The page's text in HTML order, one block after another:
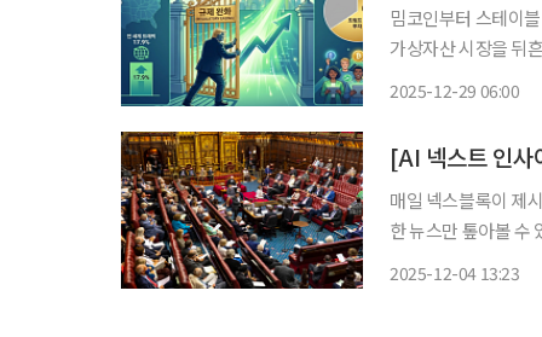
밈코인부터 스테이
가상자산 시장을 뒤
2025-12-29 06:00
매일 넥스블록이 제
한 뉴스만 톺아볼 수
2025-12-04 13:23